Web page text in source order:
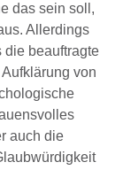
das sein soll,
Allerdings
die beauftragte
von
auch die